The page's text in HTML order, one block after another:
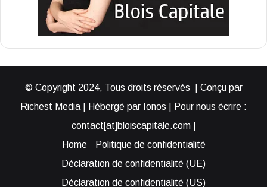
© Copyright 2024, Tous droits réservés | Conçu par
Richest Media | Hébergé par Ionos | Pour nous écrire :
contact[at]bloiscapitale.com |
Home
Politique de confidentialité
Déclaration de confidentialité (UE)
Déclaration de confidentialité (US)